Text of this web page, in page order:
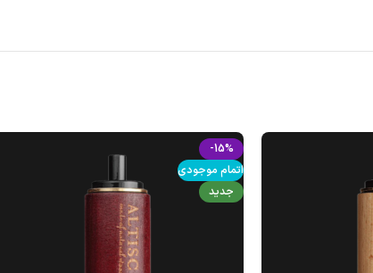
-15%
اتمام موجودی
جدید